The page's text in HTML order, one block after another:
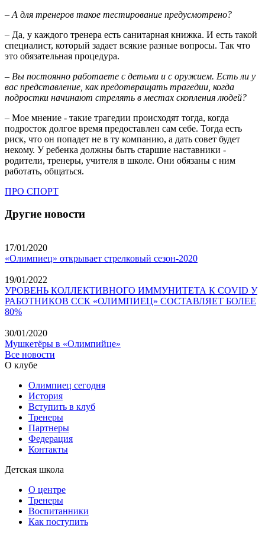
– А для тренеров такое тестирование предусмотрено?
– Да, у каждого тренера есть санитарная книжка. И есть такой
специалист, который задает всякие разные вопросы. Так что
это обязательная процедура.
– Вы постоянно работаете с детьми и с оружием. Есть ли у
вас представление, как предотвращать трагедии, когда
подростки начинают стрелять в местах скопления людей?
– Мое мнение - такие трагедии происходят тогда, когда
подросток долгое время предоставлен сам себе. Тогда есть
риск, что он попадет не в ту компанию, а дать совет будет
некому. У ребенка должны быть старшие наставники -
родители, тренеры, учителя в школе. Они обязаны с ним
работать, общаться.
ПРО СПОРТ
Другие новости
17/01/2020
«Олимпиец» открывает стрелковый сезон-2020
19/01/2022
УРОВЕНЬ КОЛЛЕКТИВНОГО ИММУНИТЕТА К COVID У
РАБОТНИКОВ ССК «ОЛИМПИЕЦ» СОСТАВЛЯЕТ БОЛЕЕ
80%
30/01/2020
Мушкетёры в «Олимпийце»
Все новости
О клубе
Олимпиец сегодня
История
Вступить в клуб
Тренеры
Партнеры
Федерация
Контакты
Детская школа
О центре
Тренеры
Воспитанники
Как поступить